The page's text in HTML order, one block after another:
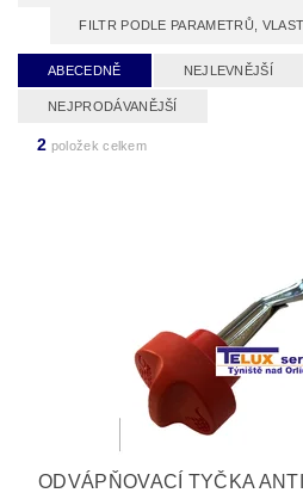
FILTR PODLE PARAMETRŮ,
ABECEDNĚ NEJLEVNĚJŠÍ
NEJPRODÁVANĚJŠÍ
2 položek celkem
ODVÁPŇOVACÍ TYČKA